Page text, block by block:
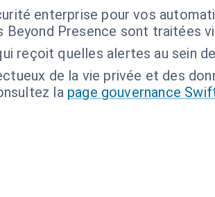
enterprise pour vos
Beyond Presence sont traitées
reçoit quelles alertes au sein
de la vie privée et des
la page gouvernance